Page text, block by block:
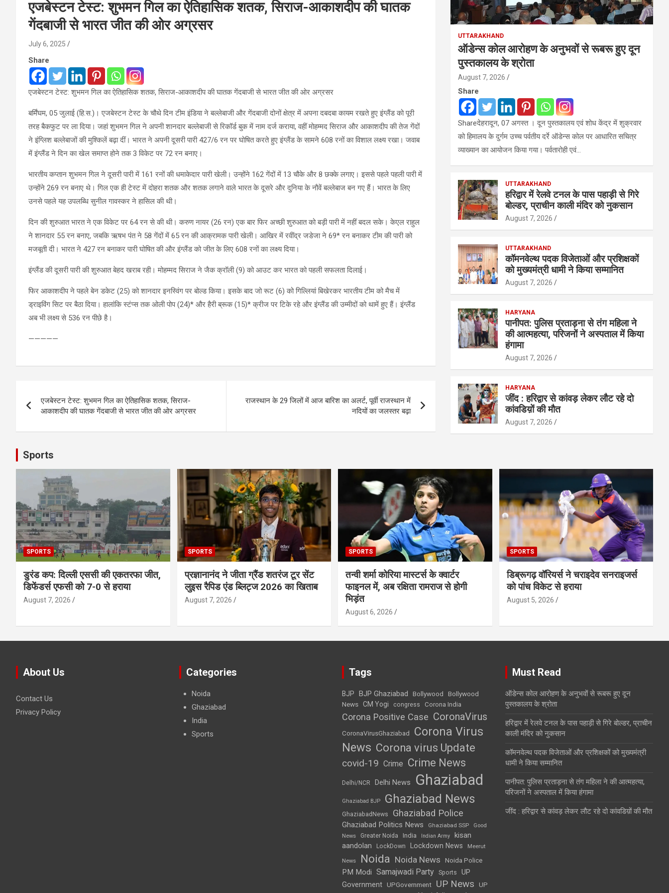
एजबेस्टन टेस्ट: शुभमन गिल का ऐतिहासिक शतक, सिराज-आकाशदीप की घातक
गेंदबाजी से भारत जीत की ओर अग्रसर
July 6, 2025
Share
एजबेस्टन टेस्ट: शुभमन गिल का ऐतिहासिक शतक, सिराज-आकाशदीप की घातक गेंदबाजी से भारत जीत की ओर अग्रसर
बर्मिंघम, 05 जुलाई (हि.स.)। एजबेस्टन टेस्ट के चौथे दिन टीम इंडिया ने बल्लेबाजी और गेंदबाजी दोनों क्षेत्र में अपना दबदबा कायम रखते हुए इंग्लैंड को पूरी
तरह बैकफुट पर ला दिया। जहां शुभमन गिल ने अपनी शानदार बल्लेबाजी से रिकॉर्ड बुक में नाम दर्ज कराया, वहीं मोहम्मद सिराज और आकाशदीप की तेज गेंदों
ने इंग्लिश बल्लेबाजों की मुश्किलें बढ़ा दीं। भारत ने अपनी दूसरी पारी 427/6 रन पर घोषित करते हुए इंग्लैंड के सामने 608 रनों का विशाल लक्ष्य रखा। जवाब
में इंग्लैंड ने दिन का खेल समाप्त होने तक 3 विकेट पर 72 रन बनाए।
भारतीय कप्तान शुभमन गिल ने दूसरी पारी में 161 रनों की धमाकेदार पारी खेली। उन्होंने 162 गेंदों में 13 चौके और 8 छक्के लगाए। इससे पहले पहली पारी में
उन्होंने 269 रन बनाए थे। गिल एक ही टेस्ट में दोहरा शतक और शतक लगाने वाले भारत के दूसरे और दुनिया के नौवें बल्लेबाज बन गए हैं। भारत के लिए
उनसे पहले यह उपलब्धि सुनील गावस्कर ने हासिल की थी।
दिन की शुरुआत भारत ने एक विकेट पर 64 रन से की थी। करुण नायर (26 रन) एक बार फिर अच्छी शुरुआत को बड़ी पारी में नहीं बदल सके। केएल राहुल
ने शानदार 55 रन बनाए, जबकि ऋषभ पंत ने 58 गेंदों में 65 रन की आक्रामक पारी खेली। आखिर में रवींद्र जडेजा ने 69* रन बनाकर टीम की पारी को
मजबूती दी। भारत ने 427 रन बनाकर पारी घोषित की और इंग्लैंड को जीत के लिए 608 रनों का लक्ष्य दिया।
इंग्लैंड की दूसरी पारी की शुरुआत बेहद खराब रही। मोहम्मद सिराज ने जैक क्रॉली (9) को आउट कर भारत को पहली सफलता दिलाई।
फिर आकाशदीप ने पहले बेन डकेट (25) को शानदार इनस्विंग पर बोल्ड किया। इसके बाद जो रूट (6) को गिल्लियां बिखेरकर भारतीय टीम को मैच में
ड्राइविंग सिट पर बैठा दिया। हालांकि स्टंप्स तक ओली पोप (24)* और हैरी ब्रूक (15)* क्रीज पर टिके रहे और इंग्लैंड की उम्मीदों को थामें हुए हैं। इंग्लैंड
अब भी लक्ष्य से 536 रन पीछे है।
—————
navigation
एजबेस्टन टेस्ट: शुभमन गिल का ऐतिहासिक शतक, सिराज-
आकाशदीप की घातक गेंदबाजी से भारत जीत की ओर अग्रसर
राजस्थान के 29 जिलों में आज बारिश का अलर्ट, पूर्वी राजस्थान में
नदियों का जलस्तर बढ़ा
UTTARAKHAND
ऑडेन्स कोल आरोहण के अनुभवों से रूबरू हुए दून
पुस्तकालय के श्रोता
August 7, 2026
Share
Shareदेहरादून, 07 अगस्त । दून पुस्तकालय एवं शोध केंद्र में शुक्रवार
को हिमालय के दुर्गम उच्च पर्वतीय दर्रे ऑडेन्स कोल पर आधारित सचित्र
व्याख्यान का आयोजन किया गया। पर्वतारोही एवं…
UTTARAKHAND
हरिद्वार में रेलवे टनल के पास पहाड़ी से गिरे
बोल्डर, प्राचीन काली मंदिर को नुकसान
August 7, 2026
UTTARAKHAND
कॉमनवेल्थ पदक विजेताओं और प्रशिक्षकों
को मुख्यमंत्री धामी ने किया सम्मानित
August 7, 2026
HARYANA
पानीपत: पुलिस प्रताड़ना से तंग महिला ने
की आत्महत्या, परिजनों ने अस्पताल में किया
हंगामा
August 7, 2026
HARYANA
जींद : हरिद्वार से कांवड़ लेकर लौट रहे दो
कांवडिय़ों की मौत
August 7, 2026
Sports
SPORTS
डुरंड कप: दिल्ली एससी की एकतरफा जीत,
डिफेंडर्स एफसी को 7-0 से हराया
August 7, 2026
SPORTS
प्रज्ञानानंद ने जीता ग्रैंड शतरंज टूर सेंट
लुइस रैपिड एंड ब्लिट्ज 2026 का खिताब
August 7, 2026
SPORTS
तन्वी शर्मा कोरिया मास्टर्स के क्वार्टर
फाइनल में, अब रक्षिता रामराज से होगी
भिड़ंत
August 6, 2026
SPORTS
डिब्रूगढ़ वॉरियर्स ने चराइदेव सनराइजर्स
को पांच विकेट से हराया
August 5, 2026
About Us
Contact Us
Privacy Policy
Categories
Noida
Ghaziabad
India
Sports
Tags
BJP BJP Ghaziabad Bollywood
Bollywood
News CM Yogi congress Corona India
Corona Positive Case CoronaVirus
CoronaVirusGhaziabad
Corona Virus
News Corona virus Update
covid-19 Crime Crime News
Delhi/NCR Delhi News Ghaziabad
Ghaziabad BJP Ghaziabad News
GhaziabadNews Ghaziabad Police
Ghaziabad Politics News Ghaziabad SSP
Good
News
Greater Noida India Indian Army
kisan
aandolan
LockDown Lockdown News Meerut
News Noida Noida News Noida Police
PM Modi Samajwadi Party Sports
UP
Government UPGovernment UP News
UP
Must Read
ऑडेन्स कोल आरोहण के अनुभवों से रूबरू हुए दून
पुस्तकालय के श्रोता
हरिद्वार में रेलवे टनल के पास पहाड़ी से गिरे बोल्डर, प्राचीन
काली मंदिर को नुकसान
कॉमनवेल्थ पदक विजेताओं और प्रशिक्षकों को मुख्यमंत्री
धामी ने किया सम्मानित
पानीपत: पुलिस प्रताड़ना से तंग महिला ने की आत्महत्या,
परिजनों ने अस्पताल में किया हंगामा
जींद : हरिद्वार से कांवड़ लेकर लौट रहे दो कांवडिय़ों की मौत